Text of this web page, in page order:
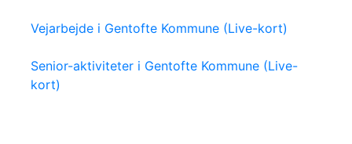
Vejarbejde i Gentofte Kommune (Live-kort)
Senior-aktiviteter i Gentofte Kommune (Live-
kort)